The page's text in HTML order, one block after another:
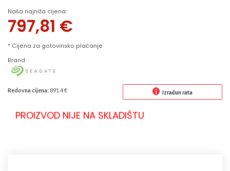
Naša najniža cijena:
797,81 €
* Cijena za gotovinsko plaćanje
Brand
Redovna cijena: 891.4 € Izračun rata
PROIZVOD NIJE NA SKLADIŠTU